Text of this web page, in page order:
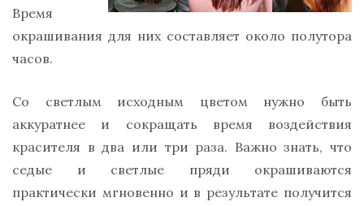
Время
окрашивания для них составляет около полутора
часов.
Со светлым исходным цветом нужно быть
аккуратнее и сокращать время воздействия
красителя в два или три раза. Важно знать, что
седые и светлые пряди окрашиваются
практически мгновенно и в результате получится